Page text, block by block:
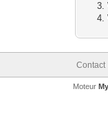
Contact
Moteur